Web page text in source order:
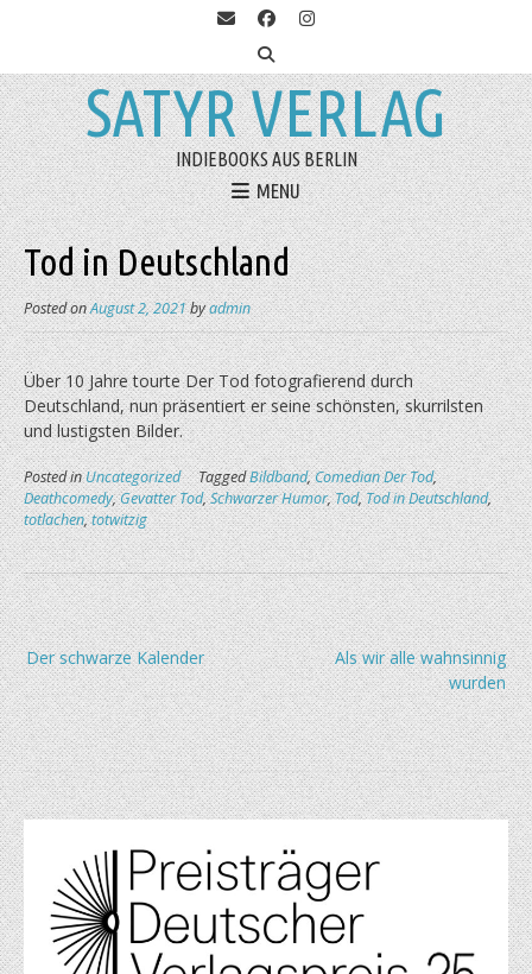
SATYR VERLAG
INDIEBOOKS AUS BERLIN
MENU
Tod in Deutschland
Posted onAugust 2, 2021byadmin
Über 10 Jahre tourte Der Tod fotografierend durch
Deutschland, nun präsentiert er seine schönsten, skurrilsten
und lustigsten Bilder.
Posted inUncategorized TaggedBildband,Comedian Der Tod,
Deathcomedy,Gevatter Tod,Schwarzer Humor,Tod,Tod in Deutschland,
totlachen,totwitzig
Beitragsnavigation
Als wir alle wahnsinnig
wurden
Der schwarze Kalender